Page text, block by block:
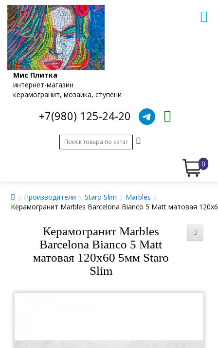
Мис Плитка
интернет-магазин
керамогранит, мозаика, ступени
+7(980) 125-24-20
0
Производители Staro Slim
Marbles
Керамогранит Marbles Barcelona Bianco 5 Matt матовая
Керамогранит Marbles
Barcelona Bianco 5 Matt
матовая 120x60 5мм Staro
Slim